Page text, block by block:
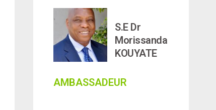
S.E Dr
Morissanda
KOUYATE
AMBASSADEUR